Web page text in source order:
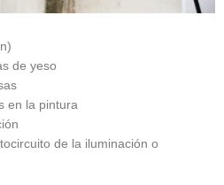
de yeso
en la pintura
de la iluminación o